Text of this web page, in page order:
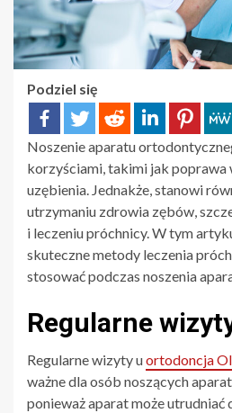
Podziel się
Noszenie aparatu
korzyściami, takimi jak poprawa
uzębienia. Jednakże, stanowi
utrzymaniu zdrowia zębów,
i leczeniu próchnicy. W tym
skuteczne metody leczenia
stosować podczas noszenia
Regularne
Regularne wizyty uortodoncja
ważne dla osób noszących
ponieważ aparat może utrudniać